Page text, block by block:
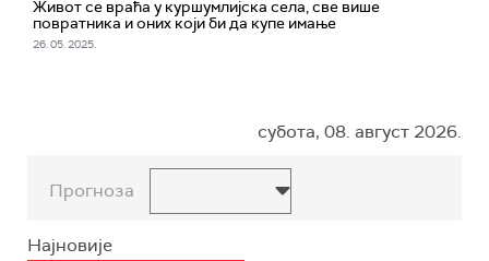
Живот се враћа у куршумлијска села, све више
повратника и оних који би да купе имање
26. 05. 2025.
субота, 08. август 2026.
Прогноза
Најновије